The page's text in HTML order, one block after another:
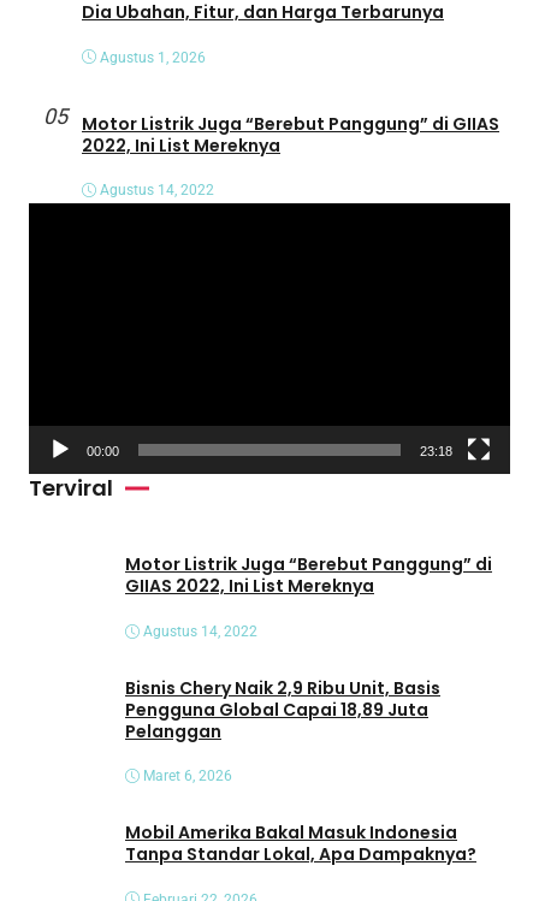
Dia Ubahan, Fitur, dan Harga Terbarunya
Agustus 1, 2026
05
Motor Listrik Juga “Berebut Panggung” di GIIAS
2022, Ini List Mereknya
Agustus 14, 2022
d
00:00 23:18
Terviral
Motor Listrik Juga “Berebut Panggung” di
GIIAS 2022, Ini List Mereknya
Agustus 14, 2022
Bisnis Chery Naik 2,9 Ribu Unit, Basis
Pengguna Global Capai 18,89 Juta
Pelanggan
Maret 6, 2026
Mobil Amerika Bakal Masuk Indonesia
Tanpa Standar Lokal, Apa Dampaknya?